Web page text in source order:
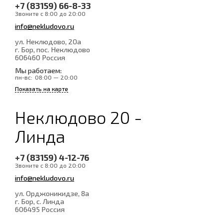
+7 (83159) 66-8-33
Звоните с 8:00 до 20:00
info@nekludovo.ru
ул. Неклюдово, 20а
г. Бор, пос. Неклюдово
606460 Россия
Мы работаем:
пн-вс: 08:00 — 20:00
Показать на карте
Неклюдово 20 -
Линда
+7 (83159) 4-12-76
Звоните с 8:00 до 20:00
info@nekludovo.ru
ул. Орджоникидзе, 8а
г. Бор, с. Линда
606495 Россия